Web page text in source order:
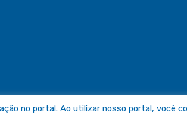
no portal. Ao utilizar nosso portal, você